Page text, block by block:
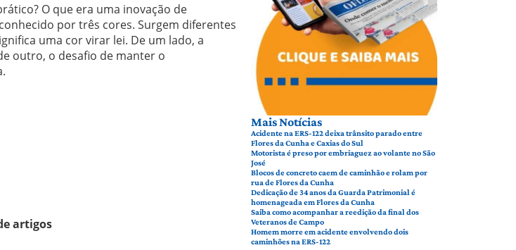
O que era uma inovação de
por três cores. Surgem diferentes
uma cor virar lei. De um lado, a
outro, o desafio de manter o
artigos
Mais Notícias
Acidente na ERS-122 deixa trânsito parado entre
Flores da Cunha e Caxias do Sul
Motorista é preso por embriaguez ao volante no São
José
Blocos de concreto caem de caminhão e rolam por
rua de Flores da Cunha
Dedicação de 34 anos da Guarda Patrimonial é
homenageada em Flores da Cunha
Saiba como acompanhar a reedição da final dos
Veteranos de Campo
Homem morre em acidente envolvendo dois
caminhões na ERS-122